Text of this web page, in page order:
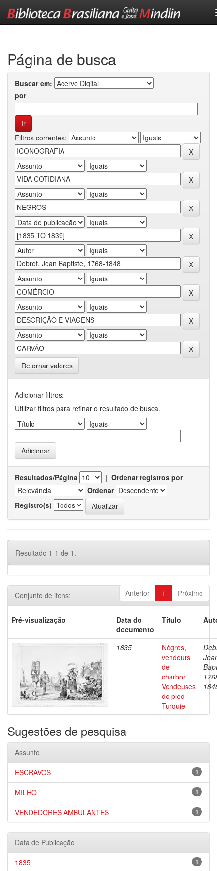
Página de busca
Buscar em:
por
Filtros correntes:
Retornar valores
Adicionar filtros:
Utilizar filtros para refinar o resultado de busca.
Resultados/Página | Ordenar registros por
Ordenar
Registro(s)
Resultado 1-1 de 1.
Anterior 1 Próximo
Conjunto de itens:
Pré-visualização
Data do
documento
Título
1835
Nègres,
vendeurs
de
charbon.
Vendeuses
de pled
Turquie
Sugestões de pesquisa
Assunto
1
ESCRAVOS
1
MILHO
1
VENDEDORES AMBULANTES
Data de Publicação
1
1835